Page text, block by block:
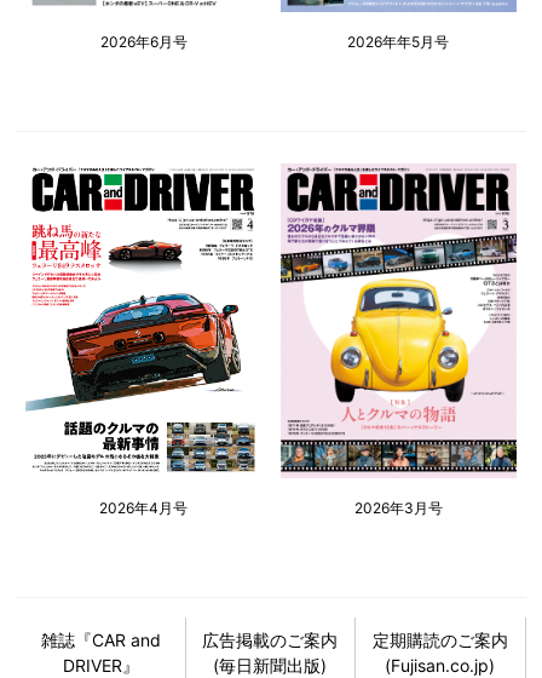
2026年6月号 2026年年5月号
2026年4月号 2026年3月号
雑誌『CAR and
DRIVER』
広告掲載のご案内
(毎日新聞出版)
定期購読のご案内
(Fujisan.co.jp)